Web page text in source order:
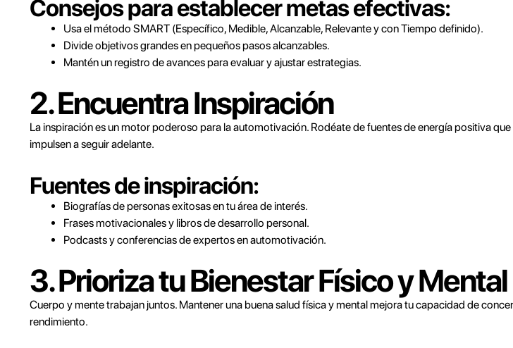
Consejos para establecer metas efectivas:
Usa el método SMART (Específico, Medible, Alcanzable, Relevante y con Tiempo definido).
Divide objetivos grandes en pequeños pasos alcanzables.
Mantén un registro de avances para evaluar y ajustar estrategias.
2. Encuentra Inspiración
La inspiración es un motor poderoso para la automotivación. Rodéate de fuentes de energía positiva que
impulsen a seguir adelante.
Fuentes de inspiración:
Biografías de personas exitosas en tu área de interés.
Frases motivacionales y libros de desarrollo personal.
Podcasts y conferencias de expertos en automotivación.
3. Prioriza tu Bienestar Físico y Mental
Cuerpo y mente trabajan juntos. Mantener una buena salud física y mental mejora tu capacidad de
rendimiento.